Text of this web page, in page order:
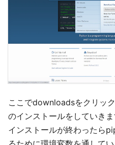
ここでdownloadsをクリッ
のインストールをしていきま
インストールが終わったら